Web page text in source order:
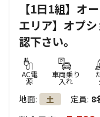
【1日1組】オ
エリア】オプ
認下さい。
AC電
源
車両乗り
入れ
地面: 土 定員: 8